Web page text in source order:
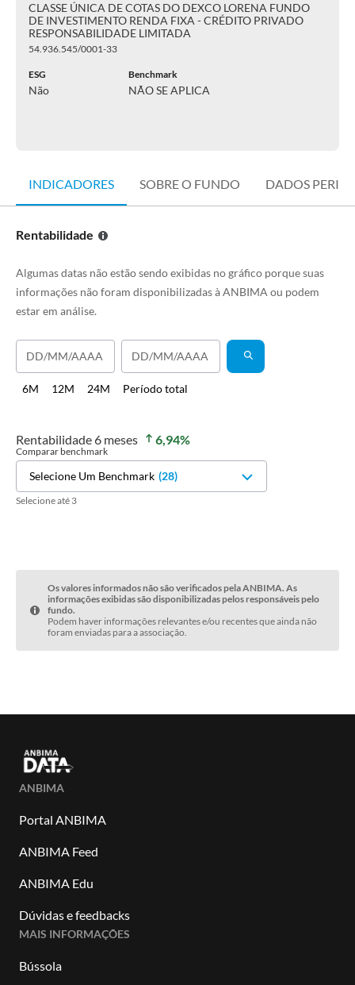
CLASSE ÚNICA DE COTAS DO DEXCO LORENA FUNDO
DE INVESTIMENTO RENDA FIXA - CRÉDITO PRIVADO
RESPONSABILIDADE LIMITADA
54.936.545/0001-33
ESG
Não
Benchmark
NÃO SE APLICA
INDICADORES SOBRE O FUNDO DADOS
Rentabilidade
Algumas datas não estão sendo exibidas no gráfico porque suas
informações não foram disponibilizadas à ANBIMA ou podem
estar em análise.
6M 12M 24M Período total
Rentabilidade 6 meses 6,94%
Comparar benchmark
Selecione Um Benchmark (28)
Selecione até 3
Os valores informados não são verificados pela ANBIMA. As
informações exibidas são disponibilizadas pelos responsáveis pelo
fundo.
Podem haver informações relevantes e/ou recentes que ainda não
foram enviadas para a associação.
ANBIMA
Portal ANBIMA
ANBIMA Feed
ANBIMA Edu
Dúvidas e feedbacks
MAIS INFORMAÇÕES
Bússola